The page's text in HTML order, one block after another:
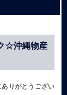
☆沖縄物産
りがとうござい